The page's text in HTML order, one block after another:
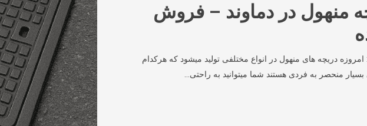
منهول در دماوند – فروش
امروزه دریچه های منهول در انواع مختلفی تولید میشود که هرکدام
بسیار منحصر به فردی هستند شما میتوانید به راحتی…